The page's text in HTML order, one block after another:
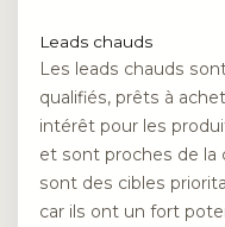
Leads chauds
Les leads chauds
qualifiés, prêts à
intérêt pour les
et sont proches de la
sont des cibles
car ils ont un fort